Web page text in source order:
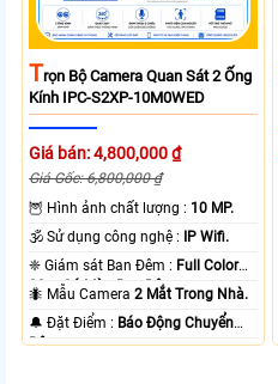
TRọn Bộ Camera Quan Sát 2 Ống
Kính IPC-S2XP-10M0WED
Giá bán: 4,800,000 ₫
Giá Gốc: 6,800,000 ₫
🦉 Hình ảnh chất lượng : 10 MP.
🕉️ Sử dụng công nghệ :
IP Wifi.
❈ Giám sát Ban Đêm : Full Color
20m Có Màu Ban Ðêm.
🐜 Mẫu Camera2 Mắt Trong Nhà.
️🔔 Đặt Điểm : Báo Động Chuyển
Động.